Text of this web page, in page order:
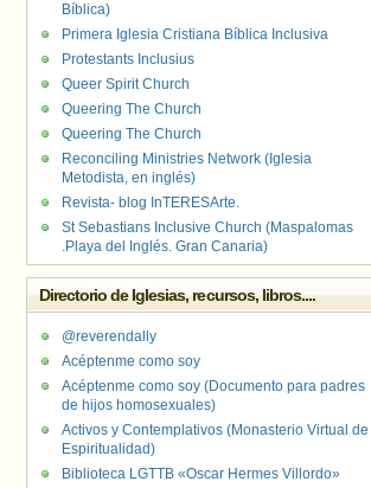
Bíblica)
Primera Iglesia Cristiana Bíblica Inclusiva
Protestants Inclusius
Queer Spirit Church
Queering The Church
Queering The Church
Reconciling Ministries Network (Iglesia
Metodista, en inglés)
Revista- blog InTERESArte.
St Sebastians Inclusive Church (Maspalomas
.Playa del Inglés. Gran Canaria)
Directorio de Iglesias, recursos, libros....
@reverendally
Acéptenme como soy
Acéptenme como soy (Documento para padres
de hijos homosexuales)
Activos y Contemplativos (Monasterio Virtual de
Espiritualidad)
Biblioteca LGTTB «Oscar Hermes Villordo»